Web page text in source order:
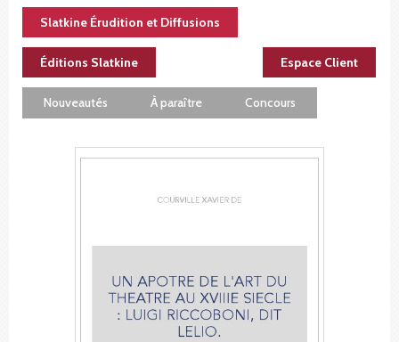
Slatkine Érudition et Diffusions
Éditions Slatkine Espace Client
Nouveautés À paraître Concours